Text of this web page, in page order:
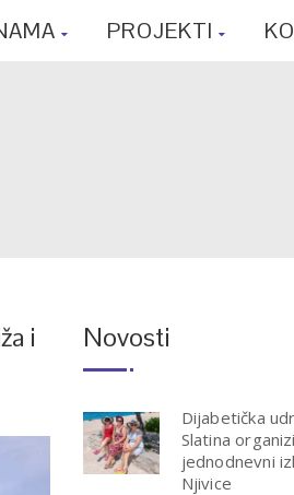
PROJEKTI
i
Novosti
Dijabetička
Slatina
jednodnevni
Njivice